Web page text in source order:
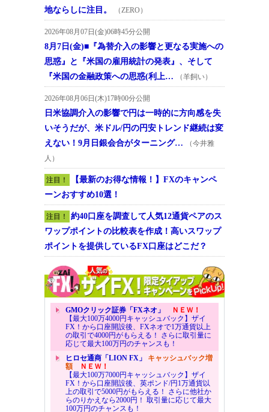
地ならしに注目。
（ZERO）
2026年08月07日(金)06時45分公開
8月7日(金)■『為替介入の影響と更なる実施への
思惑』と『米国の雇用統計の発表』、そして
『米国の金融政策への思惑(利上…
（羊飼い）
2026年08月06日(木)17時00分公開
日米協調介入の影響で円は一時的に方向感を失
いそうだが、米ドル/円の円安トレンド継続は変
えない！9月日銀会合がターニング…
（今井雅
人）
注目！
【最新のお得な情報！】FXのキャンペ
ーンおすすめ10選！
注目！
約40口座を調査して人気12通貨ペアのス
ワップポイントの比較表を作成！高いスワップ
ポイントを提供しているFX口座はどこだ？
GMOクリック証券「FXネオ」
ＮＥＷ！
【最大100万4000円キャッシュバック】ザイ
FX！から口座開設後、FXネオで1万通貨以上
の取引で4000円がもらえる！ さらに取引量に
応じて最大100万円のチャンスも！
ヒロセ通商「LION FX」 キャッシュバック増
額ＮＥＷ！
【最大100万7000円キャッシュバック】ザイ
FX！から口座開設後、英ポンド/円1万通貨以
上の取引で5000円がもらえる！ さらに他社か
らのりかえなら2000円！ 取引量に応じて最大
100万円のチャンスも！